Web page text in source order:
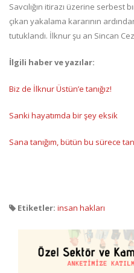
Savcılığın itirazı üzerine serbest
çıkan yakalama kararının
tutuklandı. İlknur şu an Sincan
İlgili haber ve yazılar:
Biz de İlknur Üstün’e tanığız!
Sanki hayatımda bir şey eksik
Sana tanığım, bütün bu sürece
Etiketler: insan hakları